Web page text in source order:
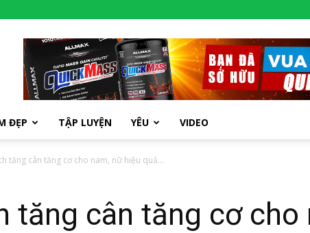
ĐẸP TẬP LUYỆN YÊU VIDEO
tăng cân tăng cơ cho nam, nữ hiệu quả...
tăng cân tăng cơ cho